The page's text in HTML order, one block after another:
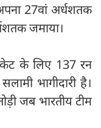
27वां अर्धशतक
जमाया।
के लिए 137 रन
भागीदारी है।
जब भारतीय टीम